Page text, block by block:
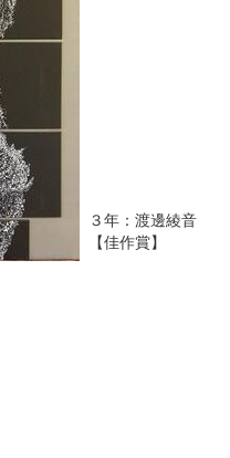
３年：渡邊綾音
【佳作賞】